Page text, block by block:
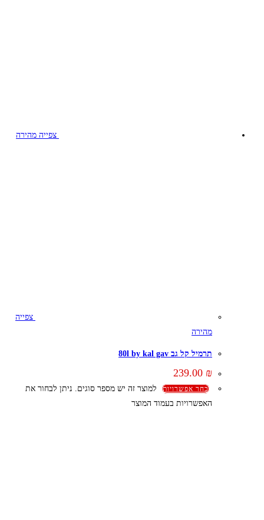
צפייה מהירה
צפייה
מהירה
תרמיל קל גב 80l by kal gav
239.00 ₪
בחר אפשרויות
למוצר זה יש מספר סוגים. ניתן לבחור את
האפשרויות בעמוד המוצר